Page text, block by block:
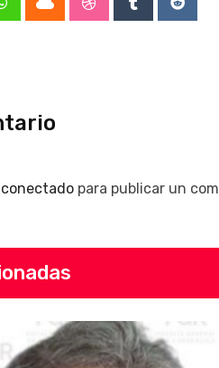
WhatsappCloud StumbleUpon
TumblrReddit
conectado para publicar un